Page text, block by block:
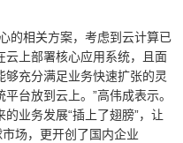
的相关方案，考虑到云计算已
云上部署核心应用系统，且面
充分满足业务快速扩张的灵
台放到云上。”高伟成表示。
业务发展“插上了翅膀”，让
场，更开创了国内企业